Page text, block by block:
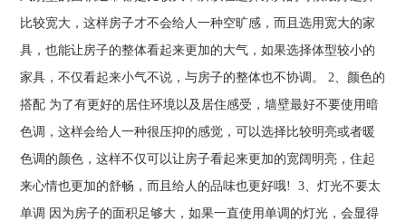
比较宽大，这样房子才不会给人一种空旷感，而且选用宽大的家
具，也能让房子的整体看起来更加的大气，如果选择体型较小的
家具，不仅看起来小气不说，与房子的整体也不协调。 2、颜色的
搭配 为了有更好的居住环境以及居住感受，墙壁最好不要使用暗
色调，这样会给人一种很压抑的感觉，可以选择比较明亮或者暖
色调的颜色，这样不仅可以让房子看起来更加的宽阔明亮，住起
来心情也更加的舒畅，而且给人的品味也更好哦! 3、灯光不要太
单调 因为房子的面积足够大，如果一直使用单调的灯光，会显得